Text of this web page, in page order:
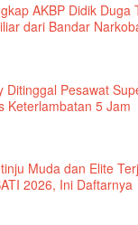
AKBP Didik Duga
dari Bandar
Ditinggal Pesawat
Keterlambatan 5 Jam
Muda dan Elite
2026, Ini Daftarnya